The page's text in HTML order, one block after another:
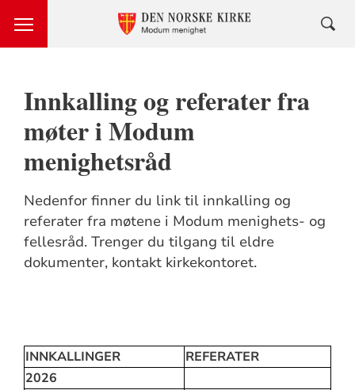
Innkalling og referater fra
møter i Modum
menighetsråd
Nedenfor finner du link til innkalling og
referater fra møtene i Modum menighets- og
fellesråd. Trenger du tilgang til eldre
dokumenter, kontakt kirkekontoret.
INNKALLINGER
REFERATER
2026